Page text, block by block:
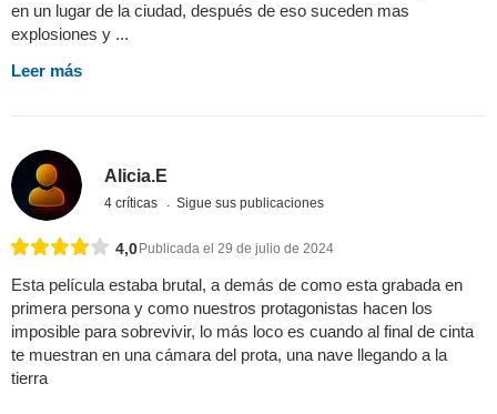
en un lugar de la ciudad, después de eso suceden mas
explosiones y ...
Leer más
Alicia.E
4 críticas Sigue sus publicaciones
4,0 Publicada el 29 de julio de 2024
Esta película estaba brutal, a demás de como esta grabada en
primera persona y como nuestros protagonistas hacen los
imposible para sobrevivir, lo más loco es cuando al final de cinta
te muestran en una cámara del prota, una nave llegando a la
tierra